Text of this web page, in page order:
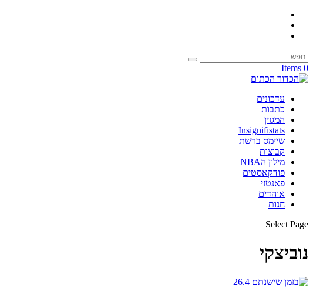
0 Items
עדכונים
כתבות
המגזין
Insignifistats
שיימס ברשת
קבוצות
מילון הNBA
פודקאסטים
פאנטזי
אוהדים
חנות
Select Page
נוביצקי